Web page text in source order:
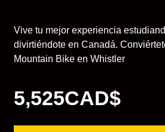
Vive tu mejor experiencia
divirtiéndote en Canadá.
Mountain Bike en Whistler
5,525CAD$